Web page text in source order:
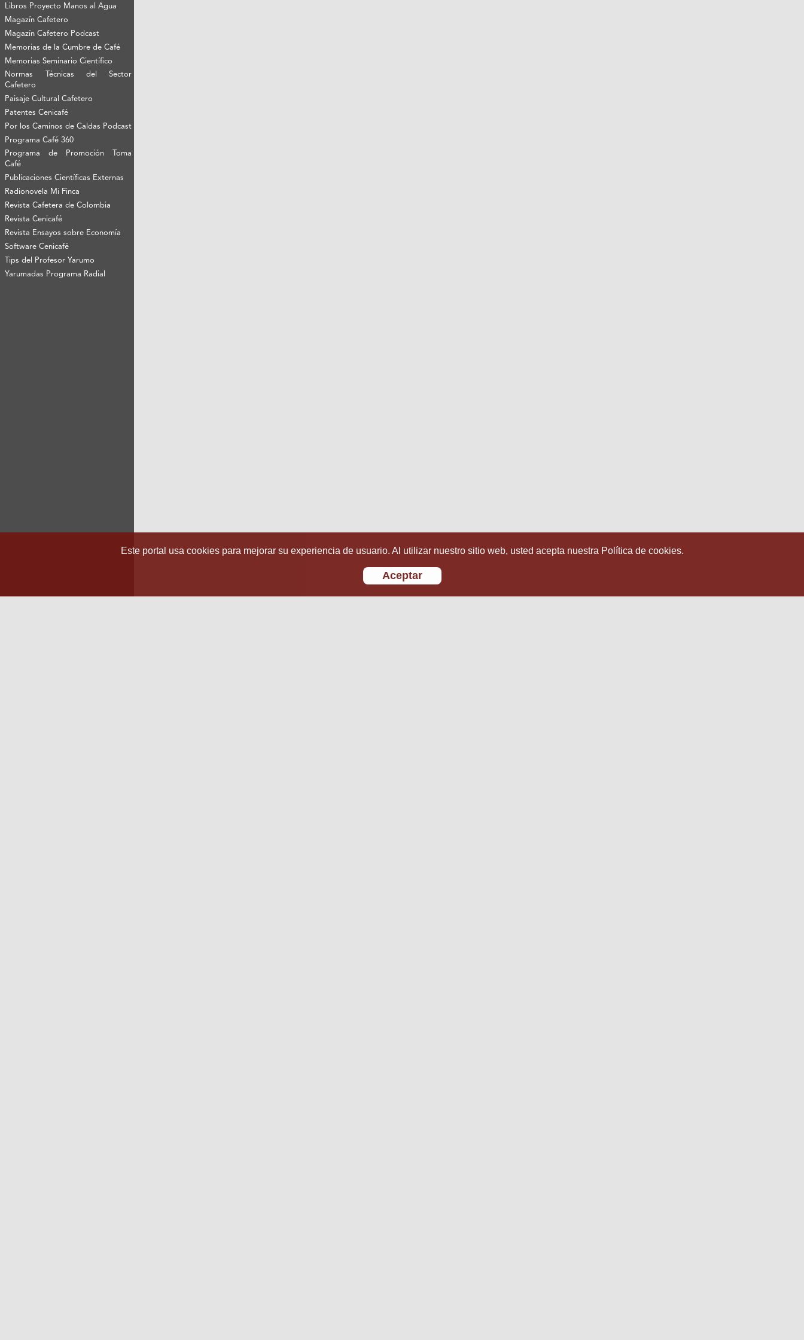
Libros Proyecto Manos al Agua
Magazín Cafetero
Magazín Cafetero Podcast
Memorias de la Cumbre de Café
Memorias Seminario Científico
Normas Técnicas del Sector
Cafetero
Paisaje Cultural Cafetero
Patentes Cenicafé
Por los Caminos de Caldas Podcast
Programa Café 360
Programa de Promoción Toma
Café
Publicaciones Científicas Externas
Radionovela Mi Finca
Revista Cafetera de Colombia
Revista Cenicafé
Revista Ensayos sobre Economía
Software Cenicafé
Tips del Profesor Yarumo
Yarumadas Programa Radial
Este portal usa cookies para mejorar su experiencia de usuario. Al utilizar nuestro sitio web, usted acepta nuestra Política de cookies.
Aceptar